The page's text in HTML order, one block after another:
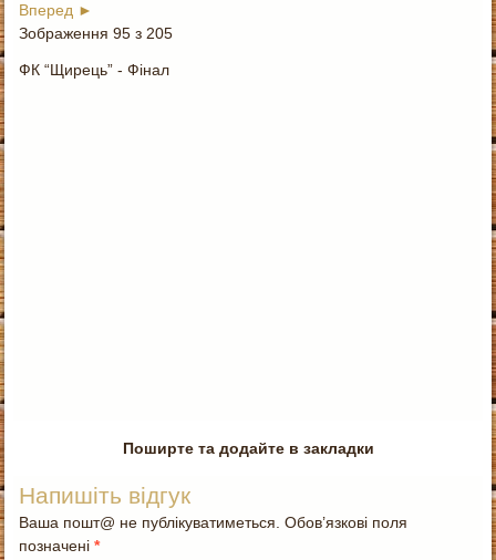
Вперед ►
Зображення 95 з 205
ФК “Щирець” - Фінал
Поширте та додайте в закладки
Напишіть відгук
Ваша пошт@ не публікуватиметься. Обов’язкові поля
позначені*